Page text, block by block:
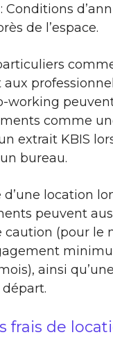
: Conditions
de l’espace.
working
comme
extrait KBIS
bureau.
d’une location
peuvent
caution (pour le
ainsi
frais de